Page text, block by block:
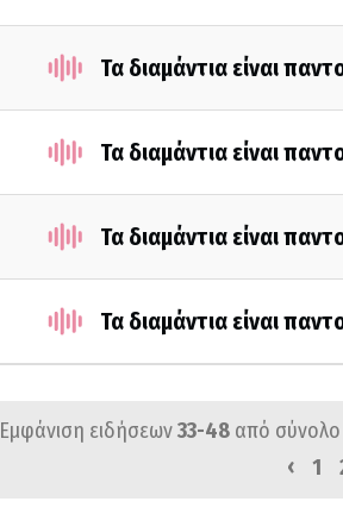
Τα διαμάντια είναι
Τα διαμάντια είναι
Τα διαμάντια είναι
Τα διαμάντια είναι
Εμφάνιση ειδήσεων33-48 από σύνολο
‹
1